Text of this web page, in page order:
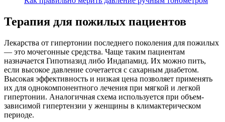
Терапия для пожилых пациентов
Лекарства от гипертонии последнего поколения для пожилых
— это мочегонные средства. Чаще таким пациентам
назначается Гипотиазид либо Индапамид. Их можно пить,
если высокое давление сочетается с сахарным диабетом.
Высокая эффективность и низкая цена позволяет применять
их для однокомпонентного лечения при мягкой и легкой
гипертонии. Аналогичная схема используется при объем-
зависимой гипертензии у женщины в климактерическом
периоде.